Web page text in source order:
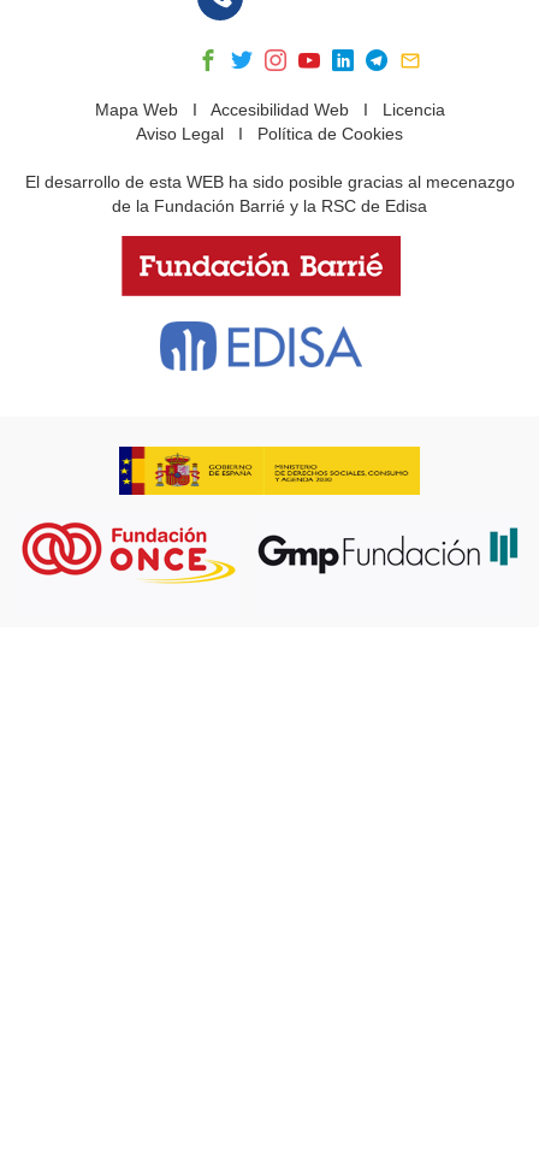
Mapa WebI Accesibilidad WebI Licencia
Aviso Legal I Política de Cookies
El desarrollo de esta WEB ha sido posible gracias al mecenazgo
de la Fundación Barrié y la RSC de Edisa